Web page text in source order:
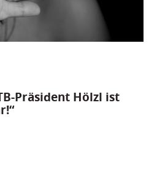
Präsident Hölzl ist